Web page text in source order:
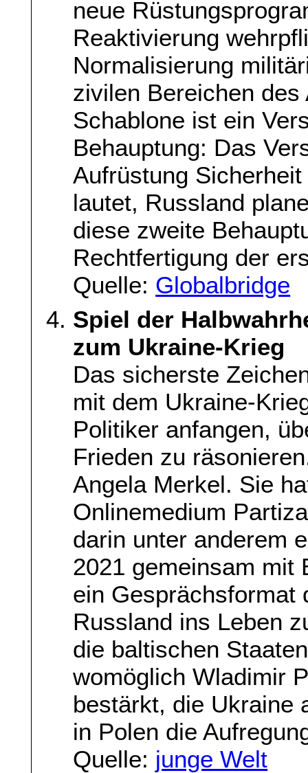
neue
Reaktivierung
Normalisierung
zivilen Bereichen
Schablone ist ein
Behauptung: Das
Aufrüstung
lautet, Russland
diese zweite
Rechtfertigung der
Quelle: Globalbridge
Spiel der
zum Ukraine-Krieg
Das sicherste
mit dem Ukraine-
Politiker anfangen,
Frieden zu
Angela Merkel. Sie
Onlinemedium
darin unter anderem
2021 gemeinsam mit
ein Gesprächsformat
Russland ins Leben
die baltischen
womöglich Wladimir
bestärkt, die Ukraine
in Polen die
Quelle: junge Welt